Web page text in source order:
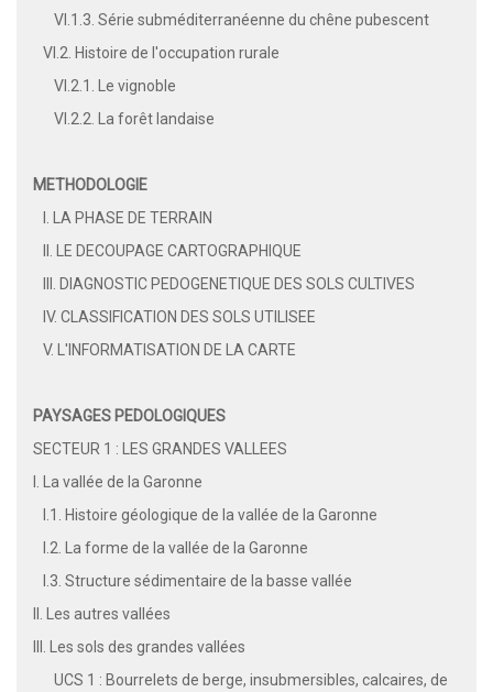
VI.1.3. Série subméditerranéenne du chêne pubescent
VI.2. Histoire de l'occupation rurale
VI.2.1. Le vignoble
VI.2.2. La forêt landaise
METHODOLOGIE
I. LA PHASE DE TERRAIN
II. LE DECOUPAGE CARTOGRAPHIQUE
III. DIAGNOSTIC PEDOGENETIQUE DES SOLS CULTIVES
IV. CLASSIFICATION DES SOLS UTILISEE
V. L'INFORMATISATION DE LA CARTE
PAYSAGES PEDOLOGIQUES
SECTEUR 1 : LES GRANDES VALLEES
I. La vallée de la Garonne
I.1. Histoire géologique de la vallée de la Garonne
I.2. La forme de la vallée de la Garonne
I.3. Structure sédimentaire de la basse vallée
II. Les autres vallées
III. Les sols des grandes vallées
UCS 1 : Bourrelets de berge, insubmersibles, calcaires, de